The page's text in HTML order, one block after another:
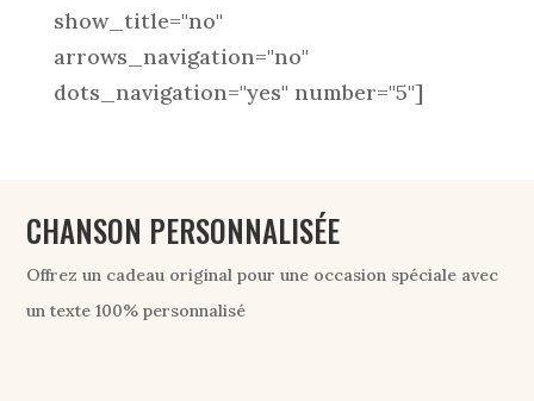
show_title="no"
arrows_navigation="no"
dots_navigation="yes" number="5"]
CHANSON PERSONNALISÉE
Offrez un cadeau original pour une occasion spéciale avec
un texte 100% personnalisé